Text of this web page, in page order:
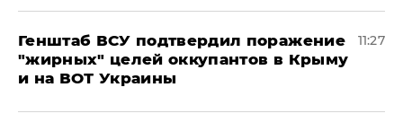
Генштаб ВСУ подтвердил поражение
"жирных" целей оккупантов в Крыму
и на ВОТ Украины
11:27